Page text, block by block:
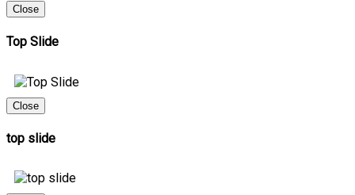
Close
Top Slide
Close
top slide